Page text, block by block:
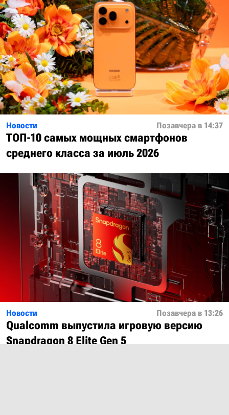
Новости Позавчера в 14:37
ТОП-10 самых мощных смартфонов
среднего класса за июль 2026
Новости Позавчера в 13:26
Qualcomm выпустила игровую версию
Snapdragon 8 Elite Gen 5